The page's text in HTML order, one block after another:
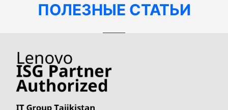
ПОЛЕЗНЫЕ СТАТЬИ